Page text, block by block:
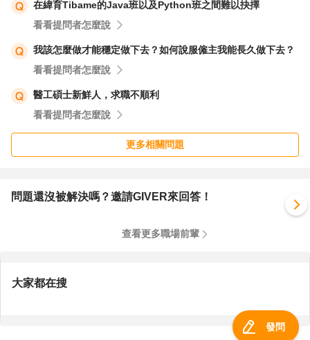
在緯育Tibame的Java班以及Python班之間難以抉擇
看看提問者怎麼說
我該怎麼做才能穩定做下去？如何說服僱主我能長久做下去？
看看提問者怎麼說
醫工碩士新鮮人，求職不順利
看看提問者怎麼說
更多相關問題
問題還沒被解決嗎？邀請GIVER來回答！
查看更多職場前輩
大家都在搜
發問